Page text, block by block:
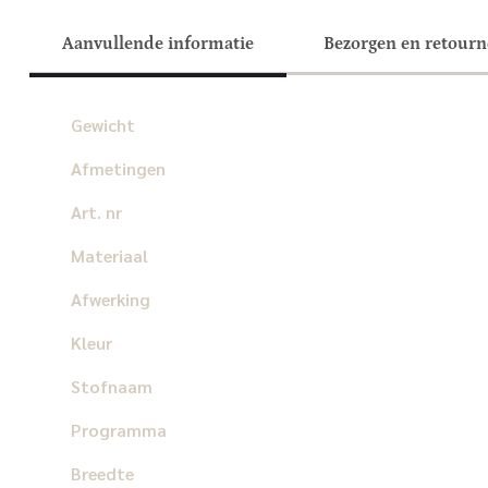
Aanvullende informatie Bezorgen en
Gewicht
Afmetingen
Art. nr
Materiaal
Afwerking
Kleur
Stofnaam
Programma
Breedte